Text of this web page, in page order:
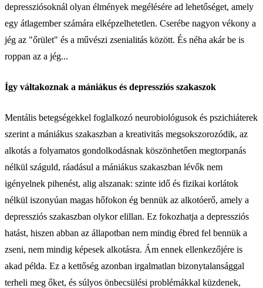
depressziósoknál olyan élmények megélésére ad lehetőséget, amely
egy átlagember számára elképzelhetetlen. Cserébe nagyon vékony a
jég az "őrület" és a művészi zsenialitás között. És néha akár be is
roppan az a jég...
Így váltakoznak a mániákus és depressziós szakaszok
Mentális betegségekkel foglalkozó neurobiológusok és pszichiáterek
szerint a mániákus szakaszban a kreativitás megsokszorozódik, az
alkotás a folyamatos gondolkodásnak köszönhetően megtorpanás
nélkül száguld, ráadásul a mániákus szakaszban lévők nem
igényelnek pihenést, alig alszanak: szinte idő és fizikai korlátok
nélkül iszonyúan magas hőfokon ég bennük az alkotóerő, amely a
depressziós szakaszban olykor elillan. Ez fokozhatja a depressziós
hatást, hiszen abban az állapotban nem mindig ébred fel bennük a
zseni, nem mindig képesek alkotásra. Ám ennek ellenkezőjére is
akad példa. Ez a kettőség azonban irgalmatlan bizonytalansággal
terheli meg őket, és súlyos önbecsülési problémákkal küzdenek,